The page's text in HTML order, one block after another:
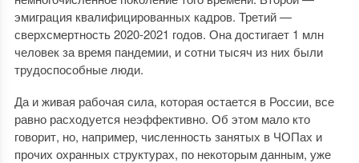
эмиграция квалифицированных кадров. Третий —
сверхсмертность 2020-2021 годов. Она достигает 1 млн
человек за время пандемии, и сотни тысяч из них были
трудоспособные люди.
Да и живая рабочая сила, которая остается в России, все
равно расходуется неэффективно. Об этом мало кто
говорит, но, например, численность занятых в ЧОПах и
прочих охранных структурах, по некоторым данным, уже